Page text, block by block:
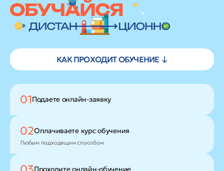
КАК ПРОХОДИТ ОБУЧЕНИЕ ↓
01Подаете онлайн-заявку
02Оплачиваете курс обучения
Любым подходящим способом
Проходитеонлайн-обучение